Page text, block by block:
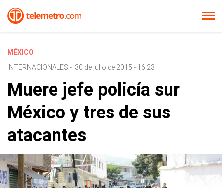
MÉXICO
INTERNACIONALES - 30 de julio de 2015 - 16:23
Muere jefe policía sur
México y tres de sus
atacantes